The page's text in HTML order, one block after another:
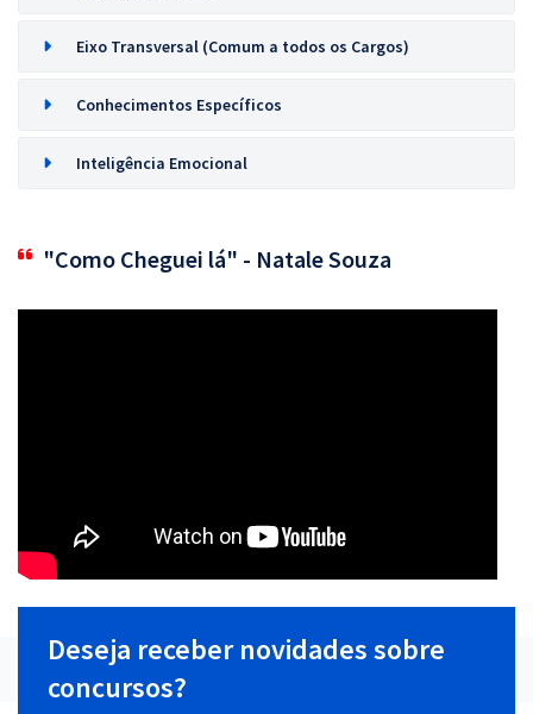
Eixo Transversal (Comum a todos os Cargos)
Conhecimentos Específicos
Inteligência Emocional
"Como Cheguei lá" - Natale Souza
Deseja receber novidades sobre
concursos?